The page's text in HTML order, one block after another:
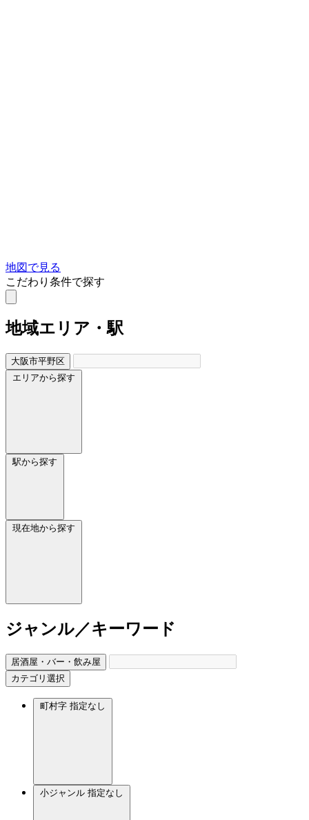
地図で見る
こだわり条件で探す
地域エリア・駅
大阪市平野区
エリアから探す
駅から探す
現在地から探す
ジャンル／キーワード
居酒屋・バー・飲み屋
カテゴリ選択
町村字 指定なし
小ジャンル 指定なし